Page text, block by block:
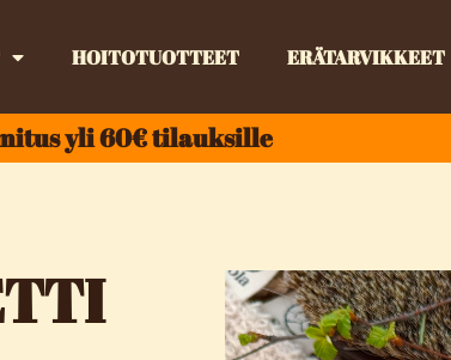
HOITOTUOTTEET ERÄTARVIKKEET
yli 60€ tilauksille